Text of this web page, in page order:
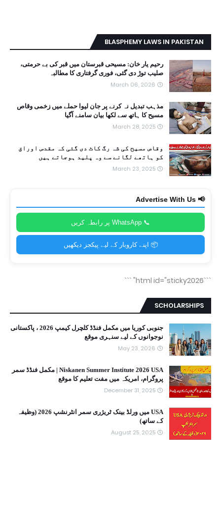
BLASPHEMY LAWS IN PAKISTAN
رحیم یار خان: مسیحی قبرستان میں قبر کی بے حرمتی،
صلیب توڑ دی گئی، فوری گرفتاری کا مطالبہ
March 06, 2026
مذہب تبدیل نہ کرنے پر جان لیوا حملے میں زخمی وقاص
مسیح کا ہاتھ سے لکھا بیان سامنے آگیا
March 28, 2025
وقاص مسیح کی شہ رگ کاٹ دی گئی کہ مقدس اوراق
کو ہاتھے لگانے سے وہ پلید ہوجاتے ہیں
March 23, 2025
📢 Advertise With Us
📞 WhatsApp پر رابطہ کریں
📦 اپنے کاروبار کے لیے پیکجز دیکھیں
```html id="sticky2026"
```
SCHOLARSHIPS
جنوبی کوریا میں مکمل فنڈڈ کلچرل کیمپ 2026 ، پاکستانی
نوجوانوں کے لیے سنہری موقع
May 23, 2026
Niskanen Summer Institute 2026 USA | مکمل فنڈڈ سمر
پروگرام، امریکہ میں مفت تعلیم کا موقع
December 31, 2025
USA میں ورلڈ بینک ٹریژری سمر انٹرنشپ 2026 (وظیفہ
کے ساتھ)
August 25, 2025